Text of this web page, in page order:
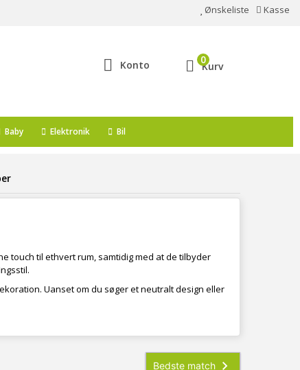
Ønskeliste Kasse
Konto Kurv
0
Baby Elektronik Bil
touch til ethvert rum, samtidig med at de tilbyder
Uanset om du søger et neutralt design eller